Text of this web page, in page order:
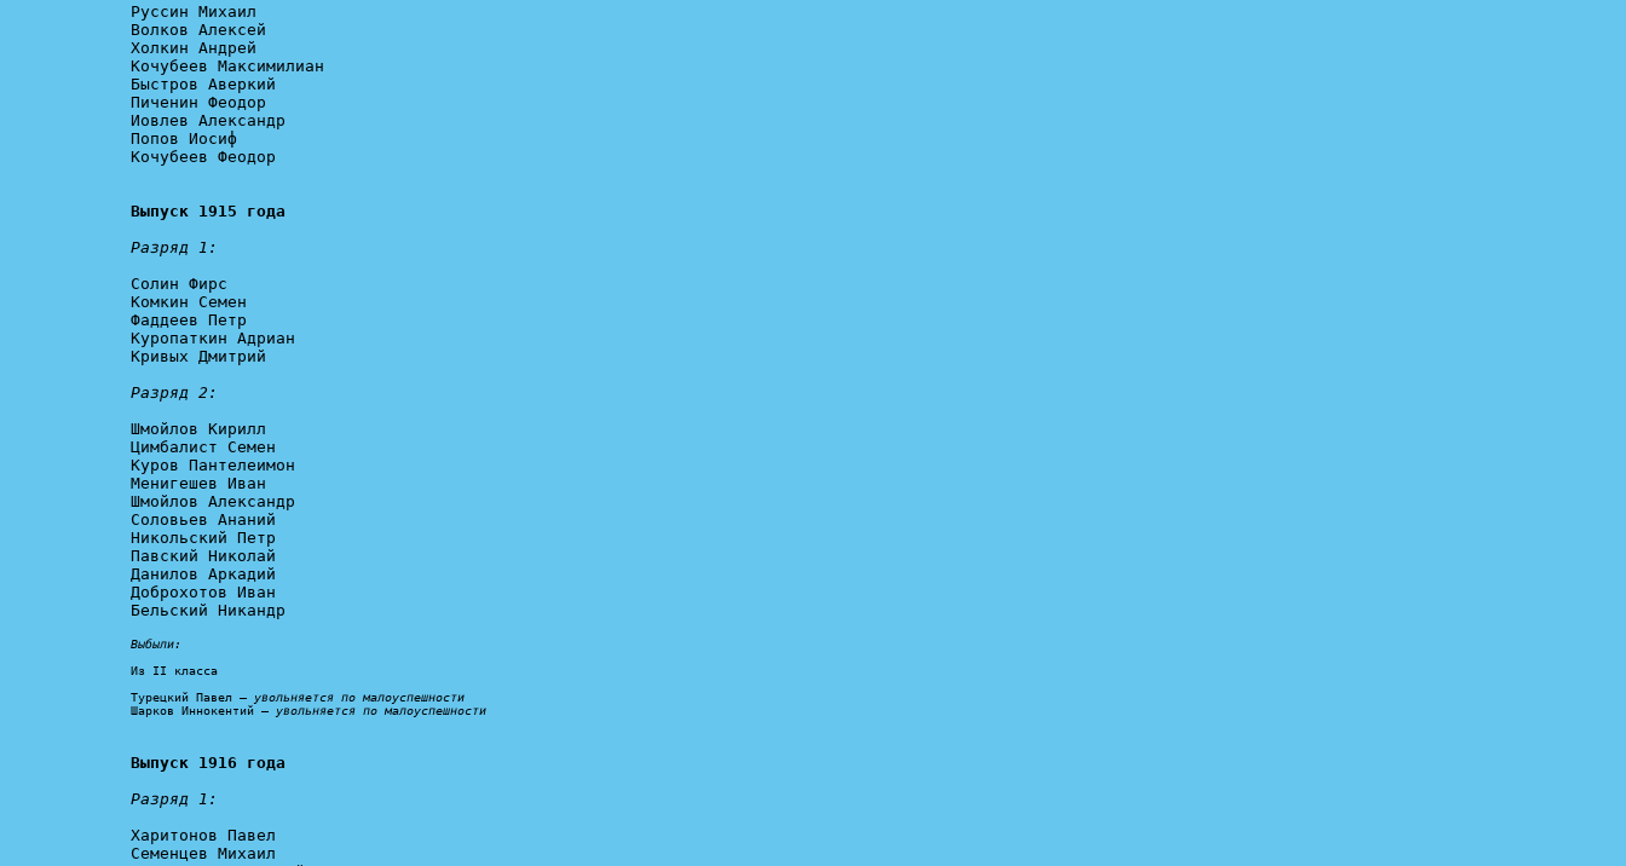
Руссин Михаил
Волков Алексей
Холкин Андрей
Кочубеев Максимилиан
Быстров Аверкий
Пиченин Феодор
Иовлев Александр
Попов Иосиф
Кочубеев Феодор
Выпуск 1915 года
Разряд 1:
Солин Фирс
Комкин Семен
Фаддеев Петр
Куропаткин Адриан
Кривых Дмитрий
Разряд 2:
Шмойлов Кирилл
Цимбалист Семен
Куров Пантелеимон
Менигешев Иван
Шмойлов Александр
Соловьев Ананий
Никольский Петр
Павский Николай
Данилов Аркадий
Доброхотов Иван
Бельский Никандр
Выбыли:
Из II класса
Турецкий Павел – увольняется по малоуспешности
Шарков Иннокентий – увольняется по малоуспешности
Выпуск 1916 года
Разряд 1:
Харитонов Павел
Семенцев Михаил